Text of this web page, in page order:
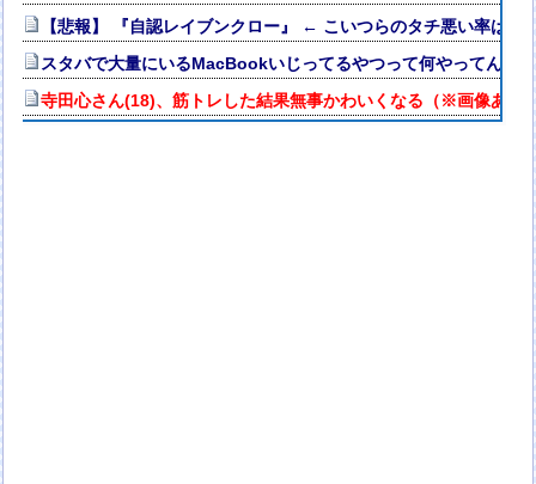
【悲報】 『自認レイブンクロー』 ← こいつらのタチ悪い率は異
スタバで大量にいるMacBookいじってるやつって何やってんの？
寺田心さん(18)、筋トレした結果無事かわいくなる（※画像あり